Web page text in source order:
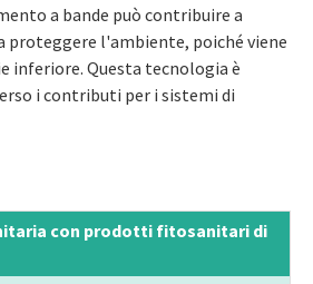
a bande può contribuire a
proteggere l'ambiente, poiché viene
inferiore. Questa tecnologia è
i contributi per i sistemi di
con prodotti fitosanitari di